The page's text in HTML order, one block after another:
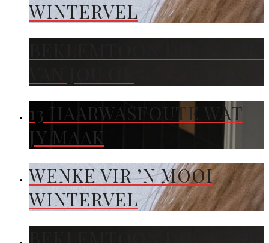
WINTERVEL
13 HAARWASFOUTE WAT
JY MAAK
WENKE VIR ’N MOOI
WINTERVEL